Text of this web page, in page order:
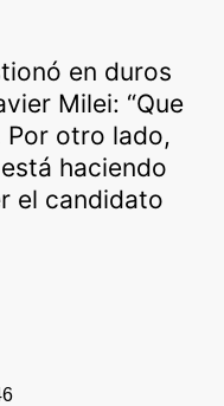
en duros
Milei: “Que
Por otro lado,
haciendo
el candidato